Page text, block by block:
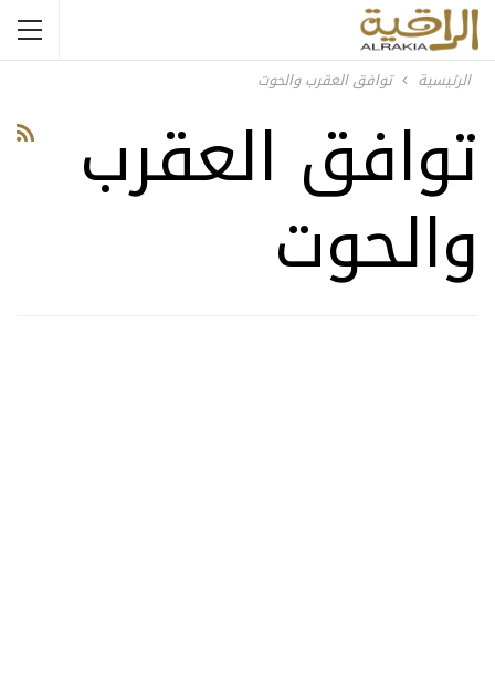
الرئيسية توافق العقرب والحوت
توافق العقرب
والحوت